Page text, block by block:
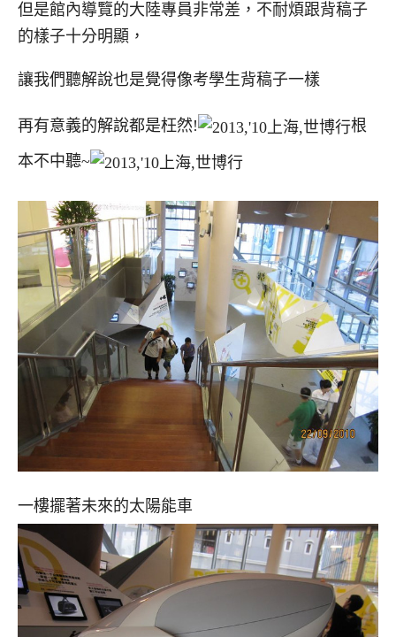
但是館內導覽的大陸專員非常差，不耐煩跟背稿子
的樣子十分明顯，
讓我們聽解說也是覺得像考學生背稿子一樣
再有意義的解說都是枉然!
根
本不中聽~
一樓擺著未來的太陽能車